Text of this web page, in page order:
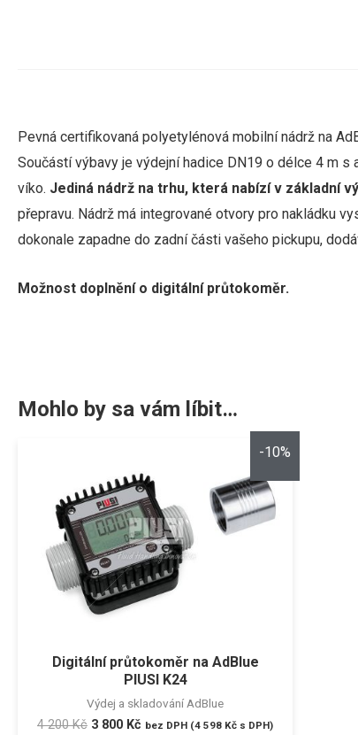
Pevná certifikovaná polyetylénová mobilní nádrž na
Součástí výbavy je výdejní hadice DN19 o délce 4 m
víko. Jediná nádrž na trhu, která nabízí v základní
přepravu. Nádrž má integrované otvory pro nakládku
dokonale zapadne do zadní části vašeho pickupu,
Možnost doplnění o digitální průtokoměr.
Mohlo by sa vám líbit…
-10%
Digitální průtokoměr na AdBlue
PIUSI K24
Výdej a skladování AdBlue
4 200Kč 3 800 Kč bez DPH (4 598 Kč s DPH)